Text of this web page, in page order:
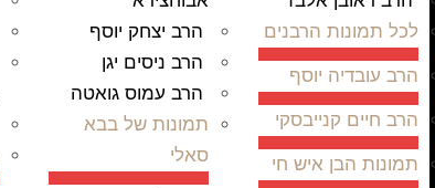
לכל תמונות הרבנים
הרב עובדיה יוסף
הרב חיים קנייבסקי
תמונות הבן איש חי
הרב יצחק יוסף
הרב ניסים יגן
הרב עמוס גואטה
תמונות של בבא
סאלי